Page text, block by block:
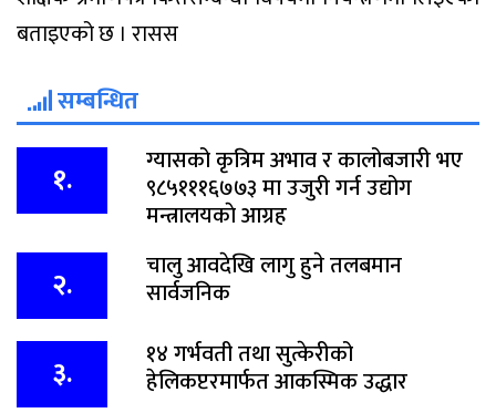
बताइएको छ । रासस
सम्बन्धित
१. ग्यासको कृत्रिम अभाव र कालोबजारी भए
९८५१११६७७३ मा उजुरी गर्न उद्योग
मन्त्रालयकाे आग्रह
२. चालु आवदेखि लागु हुने तलबमान
सार्वजनिक
३. १४ गर्भवती तथा सुत्केरीको
हेलिकप्टरमार्फत आकस्मिक उद्धार